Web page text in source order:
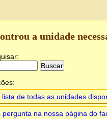
a unidade
lista de todas as unidades
pergunta na nossa página do